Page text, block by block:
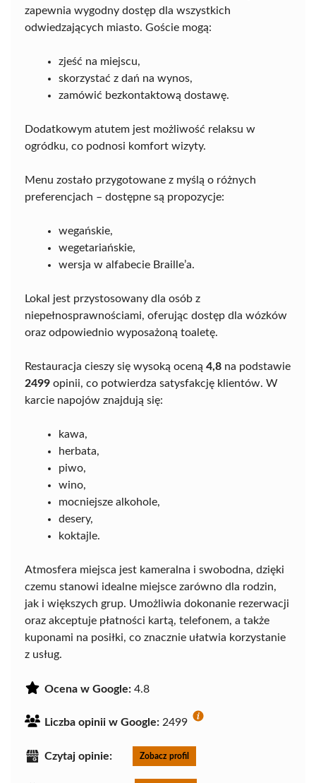
zapewnia wygodny dostęp dla wszystkich
odwiedzających miasto. Goście mogą:
zjeść na miejscu,
skorzystać z dań na wynos,
zamówić bezkontaktową dostawę.
Dodatkowym atutem jest możliwość relaksu w
ogródku, co podnosi komfort wizyty.
Menu zostało przygotowane z myślą o różnych
preferencjach – dostępne są propozycje:
wegańskie,
wegetariańskie,
wersja w alfabecie Braille’a.
Lokal jest przystosowany dla osób z
niepełnosprawnościami, oferując dostęp dla wózków
oraz odpowiednio wyposażoną toaletę.
Restauracja cieszy się wysoką oceną 4,8 na podstawie
2499 opinii, co potwierdza satysfakcję klientów. W
karcie napojów znajdują się:
kawa,
herbata,
piwo,
wino,
mocniejsze alkohole,
desery,
koktajle.
Atmosfera miejsca jest kameralna i swobodna, dzięki
czemu stanowi idealne miejsce zarówno dla rodzin,
jak i większych grup. Umożliwia dokonanie rezerwacji
oraz akceptuje płatności kartą, telefonem, a także
kuponami na posiłki, co znacznie ułatwia korzystanie
z usług.
Ocena w Google: 4.8
Liczba opinii w Google: 2499
Czytaj opinie: Zobacz profil